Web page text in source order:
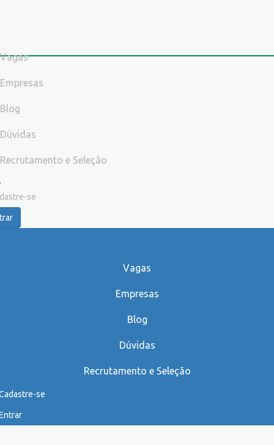
Vagas
Empresas
Blog
Dúvidas
Recrutamento e Seleção
se
Vagas
Empresas
Blog
Dúvidas
Recrutamento e Seleção
se